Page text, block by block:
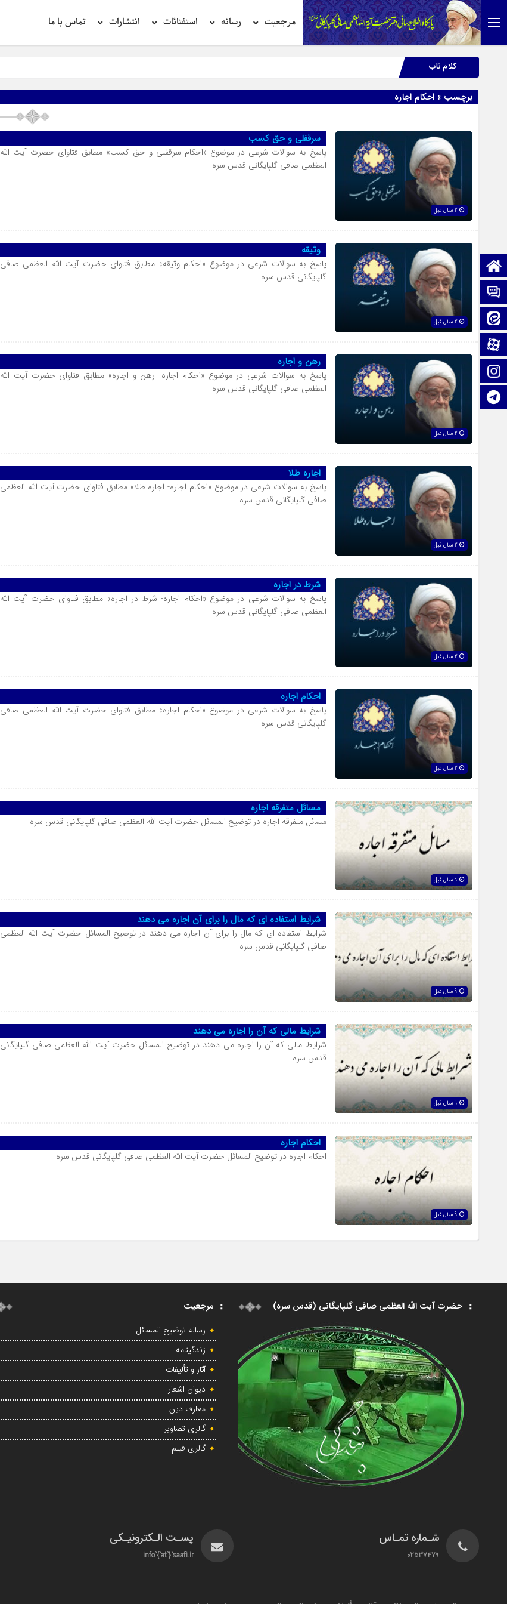
مرجعیت رسانه استفتائات انتشارات تماس با ما
صفحه نخست
تماس با ما
اینستاگرام
کلام ناب
برچسب » احکام اجاره
سرقفلى و حق کسب
پاسخ به سوالات شرعی در موضوع «احکام سرقفلى و حق کسب» مطابق فتاوای حضرت آیت الله
العظمی صافی گلپایگانی قدس سره
وثیقه
پاسخ به سوالات شرعی در موضوع «احکام وثیقه» مطابق فتاوای حضرت آیت الله العظمی صافی
گلپایگانی قدس سره
رهن و اجاره
پاسخ به سوالات شرعی در موضوع «احکام اجاره- رهن و اجاره» مطابق فتاوای حضرت آیت الله
العظمی صافی گلپایگانی قدس سره
اجاره طلا
پاسخ به سوالات شرعی در موضوع «احکام اجاره- اجاره طلا» مطابق فتاوای حضرت آیت الله العظمی
صافی گلپایگانی قدس سره
شرط در اجاره
پاسخ به سوالات شرعی در موضوع «احکام اجاره- شرط در اجاره» مطابق فتاوای حضرت آیت الله
العظمی صافی گلپایگانی قدس سره
احکام اجاره
پاسخ به سوالات شرعی در موضوع «احکام اجاره» مطابق فتاوای حضرت آیت الله العظمی صافی
گلپایگانی قدس سره
مسائل متفرقه اجاره
مسائل متفرقه اجاره در توضیح المسائل حضرت آیت الله العظمی صافی گلپایگانی قدس سره
شرایط استفاده ای که مال را برای آن اجاره می دهند
شرایط استفاده ای که مال را برای آن اجاره می دهند در توضیح المسائل حضرت آیت الله العظمی
صافی گلپایگانی قدس سره
شرایط مالی که آن را اجاره می دهند
شرایط مالی که آن را اجاره می دهند در توضیح المسائل حضرت آیت الله العظمی صافی گلپایگانی
قدس سره
احکام اجاره
احکام اجاره در توضیح المسائل حضرت آیت الله العظمی صافی گلپایگانی قدس سره
حضرت آیت الله العظمی صافی گلپایگانی (قدس سره) مرجعیت
رساله توضیح المسائل
زندگینامه
آثار و تألیفات
دیوان اشعار
معارف دین
گالری تصاویر
گالری فیلم
شـماره تمـاس
02537479
پسـت الـکترونیـکی
info`{`at`}`saafi.ir